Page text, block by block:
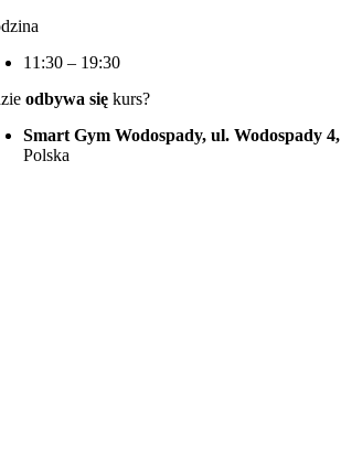
11:30 – 19:30
odbywa się kurs?
Smart Gym Wodospady, ul. Wodospady 4,
Polska